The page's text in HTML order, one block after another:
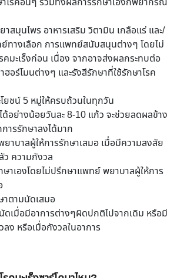
โรคอื่นๆ รวมทั้งผลการรักษาเองก็พยากรณ์
สมุนไพร อาหารเสริม วิตามิน เกลือแร่ และ/
ทางเลือก การแพทย์สนับสนุนต่างๆ โดยไม่
มะเร็งก่อน เนื่อง จากอาจส่งผลกระทบต่อ
ฮอร์โมนต่างๆ และรังสีรักษาที่ใช้รักษาโรค
ยชน์ 5 หมู่ให้ครบถ้วนในทุกวัน
ด้อย่างน้อยวันละ 8-10 แก้ว จะช่วยลดผลข้าง
ารรักษาลงได้มาก
าบาลผู้ให้การรักษาเสมอ เมื่อมีความสงสัย
ความกังวล
าเองโดยไม่ปรึกษาแพทย์ พยาบาลผู้ให้การ
ตามนัดเสมอ
เมื่อมีอาการต่างๆผิดปกติไปจากเดิม หรือมี
ลง หรือเมื่อกังวลในอาการ